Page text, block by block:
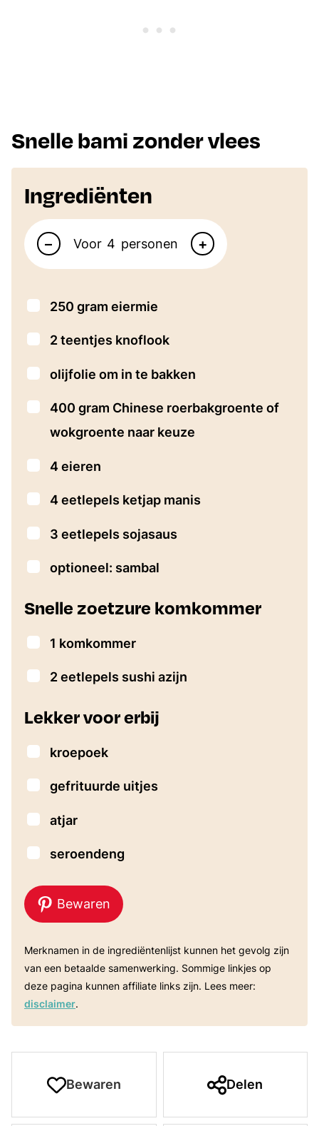
Snelle bami zonder vlees
Ingrediënten
Aantal personen
– Voor personen +
▢
250 gram eiermie
▢
2teentjes knoflook
▢
olijfolie om in te bakken
▢
400 gram Chinese roerbakgroente of
wokgroente naar keuze
▢
4eieren
▢
4eetlepels ketjap manis
▢
3 eetlepels sojasaus
▢
optioneel: sambal
Snelle zoetzure komkommer
▢
1 komkommer
▢
2eetlepels sushi azijn
Lekker voor erbij
▢
kroepoek
▢
gefrituurde uitjes
▢
atjar
▢
seroendeng
Bewaren
Merknamen in de ingrediëntenlijst kunnen het gevolg zijn
van een betaalde samenwerking. Sommige linkjes op
deze pagina kunnen affiliate links zijn. Lees meer:
disclaimer.
Bewaren Delen